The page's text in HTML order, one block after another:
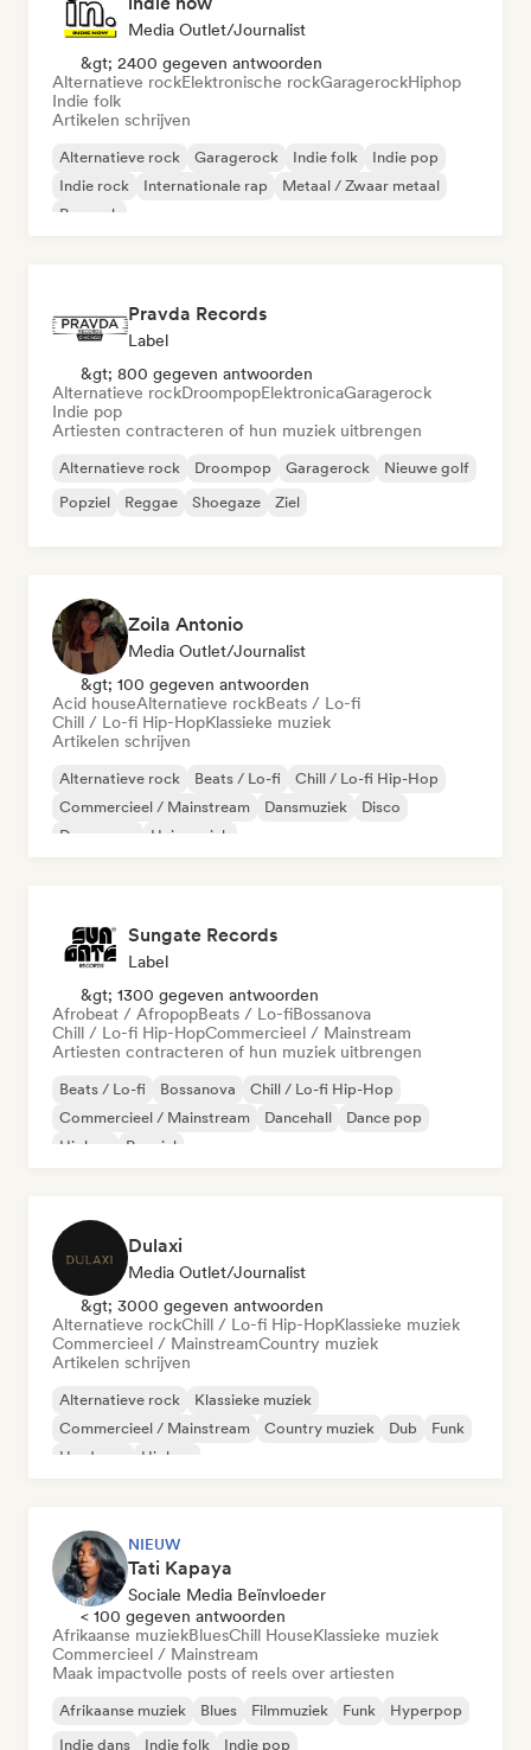
Media Outlet/Journalist
&gt; 2400 gegeven antwoorden
Alternatieve rockElektronische rockGaragerockHiphop
Indie folk
Artikelen schrijven
Alternatieve rock Garagerock Indie folk
Indie pop
Indie rock
Internationale rap
Metaal / Zwaar metaal
Poprock
Pravda Records
Label
&gt; 800 gegeven antwoorden
Alternatieve rockDroompopElektronicaGaragerock
Indie pop
Artiesten contracteren of hun muziek uitbrengen
Alternatieve rock Droompop Garagerock
Nieuwe golf
Popziel
Reggae Shoegaze Ziel
Zoila Antonio
Media Outlet/Journalist
&gt; 100 gegeven antwoorden
Acid houseAlternatieve rockBeats / Lo-fi
Chill / Lo-fi Hip-HopKlassieke muziek
Artikelen schrijven
Alternatieve rock Beats / Lo-fi
Chill / Lo-fi Hip-Hop
Commercieel / Mainstream
Dansmuziek
Disco
Droompop
Huismuziek
Sungate Records
Label
&gt; 1300 gegeven antwoorden
Afrobeat / AfropopBeats / Lo-fiBossanova
Chill / Lo-fi Hip-HopCommercieel / Mainstream
Artiesten contracteren of hun muziek uitbrengen
Beats / Lo-fi Bossanova
Chill / Lo-fi Hip-Hop
Commercieel / Mainstream
Dancehall
Dance pop
Hiphop
Popziel
Dulaxi
Media Outlet/Journalist
&gt; 3000 gegeven antwoorden
Alternatieve rockChill / Lo-fi Hip-HopKlassieke muziek
Commercieel / MainstreamCountry muziek
Artikelen schrijven
Alternatieve rock
Klassieke muziek
Commercieel / Mainstream
Country muziek Dub
Funk
Hardcore
Hiphop
NIEUW
Tati Kapaya
Sociale Media Beïnvloeder
< 100 gegeven antwoorden
Afrikaanse muziekBluesChill HouseKlassieke muziek
Commercieel / Mainstream
Maak impactvolle posts of reels over artiesten
Afrikaanse muziek Blues Filmmuziek Funk
Hyperpop
Indie dans
Indie folk Indie pop